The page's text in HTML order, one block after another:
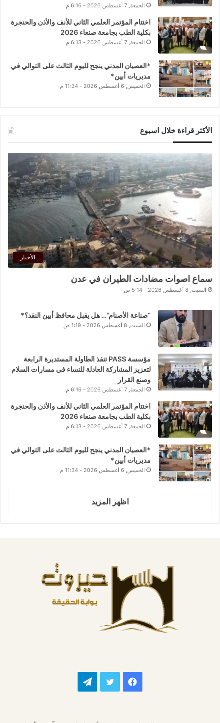
الجمعة, 7 أغسطس 2026 - 6:16 م
اختتام المؤتمر العلمي الثاني للأنف والأذن والحنجرة
بكلية الطب بجامعة صنعاء 2026
الجمعة, 7 أغسطس 2026 - 6:13 م
*العصيان المدني ينجح لليوم الثالث على التوالي في
مديريات أبين*
الخميس, 6 أغسطس 2026 - 11:34 م
الأكثر قراءة خلال اسبوع
الأخبار
سماع اصوات مضادات الطيران في عدن
السبت, 8 أغسطس 2026 - 5:14 ص
“صناعة الأصنام”… هل يقبل محافظ أبين النقد؟*
السبت, 8 أغسطس 2026 - 1:19 ص
مؤسسة PASS تنفذ الطاولة المستديرة الرابعة
لتعزيز المشاركة العادلة للنساء في مسارات السلام
وصنع القرار
الجمعة, 7 أغسطس 2026 - 6:16 م
اختتام المؤتمر العلمي الثاني للأنف والأذن والحنجرة
بكلية الطب بجامعة صنعاء 2026
الجمعة, 7 أغسطس 2026 - 6:13 م
*العصيان المدني ينجح لليوم الثالث على التوالي في
مديريات أبين*
الخميس, 6 أغسطس 2026 - 11:34 م
اظهر المزيد
فيسبوك تويتر تيلقرام